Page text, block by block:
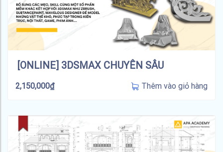
[ONLINE] 3DSMAX CHUYÊN SÂU
2,150,000₫ Thêm vào giỏ hàng